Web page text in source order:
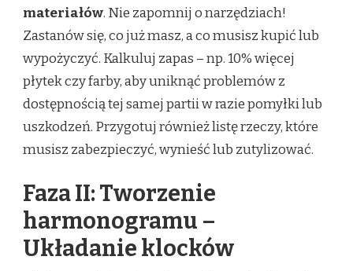
materiałów. Nie zapomnij o narzędziach!
Zastanów się, co już masz, a co musisz kupić lub
wypożyczyć. Kalkuluj zapas – np. 10% więcej
płytek czy farby, aby uniknąć problemów z
dostępnością tej samej partii w razie pomyłki lub
uszkodzeń. Przygotuj również listę rzeczy, które
musisz zabezpieczyć, wynieść lub zutylizować.
Faza II: Tworzenie
harmonogramu –
Układanie klocków